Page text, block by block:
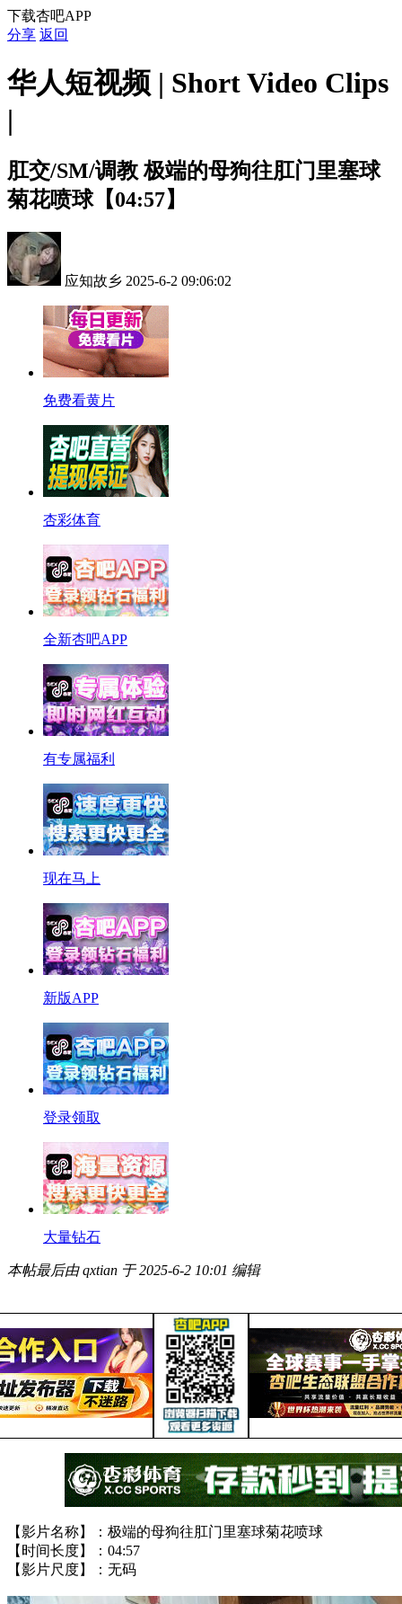
下载杏吧APP
分享 返回
华人短视频 | Short Video Clips
|
肛交/SM/调教 极端的母狗往肛门里塞球
菊花喷球【04:57】
应知故乡 2025-6-2 09:06:02
免费看黄片
杏彩体育
全新杏吧APP
有专属福利
现在马上
新版APP
登录领取
大量钻石
本帖最后由 qxtian 于 2025-6-2 10:01 编辑
【影片名称】：极端的母狗往肛门里塞球菊花喷球
【时间长度】：04:57
【影片尺度】：无码